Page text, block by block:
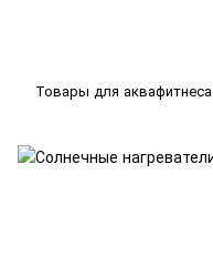
Товары для аквафитнеса